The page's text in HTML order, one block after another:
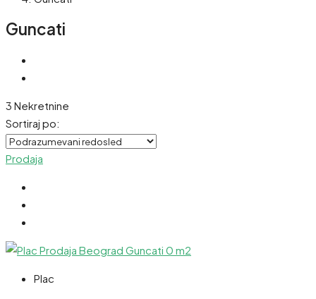
Guncati
3 Nekretnine
Sortiraj po:
Prodaja
Plac